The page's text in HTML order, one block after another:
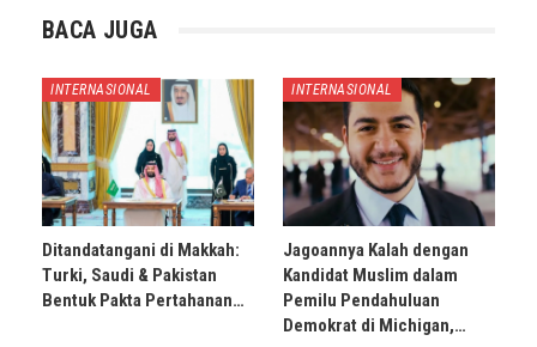
BACA JUGA
INTERNASIONAL
Ditandatangani di Makkah:
Turki, Saudi & Pakistan
Bentuk Pakta Pertahanan…
INTERNASIONAL
Jagoannya Kalah dengan
Kandidat Muslim dalam
Pemilu Pendahuluan
Demokrat di Michigan,…